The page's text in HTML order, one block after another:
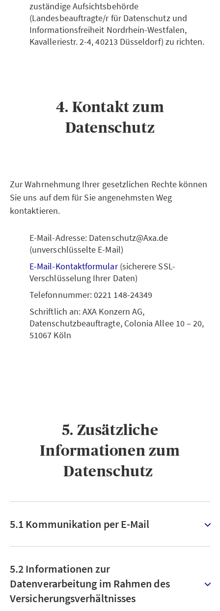
zuständige Aufsichtsbehörde
(Landesbeauftragte/r für Datenschutz und
Informationsfreiheit Nordrhein-Westfalen,
Kavalleriestr. 2-4, 40213 Düsseldorf) zu richten.
4. Kontakt zum
Datenschutz
Zur Wahrnehmung Ihrer gesetzlichen Rechte können
Sie uns auf dem für Sie angenehmsten Weg
kontaktieren.
E-Mail-Adresse: Datenschutz@Axa.de
(unverschlüsselte E-Mail)
E-Mail-Kontaktformular(sicherere SSL-
Verschlüsselung Ihrer Daten)
Telefonnummer: 0221 148-24349
Schriftlich an: AXA Konzern AG,
Datenschutzbeauftragte, Colonia Allee 10 – 20,
51067 Köln
5. Zusätzliche
Informationen zum
Datenschutz ​
5.1 Kommunikation per E-Mail
5.2 Informationen zur
Datenverarbeitung im Rahmen des
Versicherungsverhältnisses